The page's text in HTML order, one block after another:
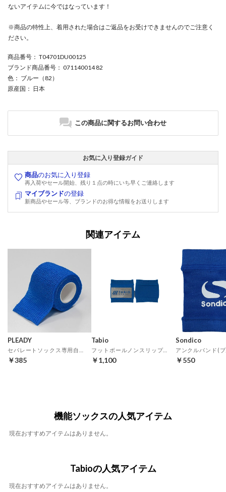
ないアイテムに今ではなっています！
※商品の特性上、着用された場合はご返品をお受けできませんのでご注意く
ださい。
商品番号 ： T04701DU00125
ブランド商品番号 ： 071140014 82
色 ： ブルー（82）
原産国 ： 日本
この商品に関するお問い合わせ
お気に入り登録ガイド
商品のお気に入り登録
再入荷やセール開始、残り１点の時にいち早くご連絡します
マイブランドの登録
新商品やセール等、ブランドのお得な情報をお送りします
関連アイテム
PLEADY
￥385
Tabio
フットボールノンスリップバンド(ブルー)
￥1,100
Sondico
アンクルバンド(
￥550
機能ソックスの人気アイテム
現在おすすめアイテムはありません。
Tabioの人気アイテム
現在おすすめアイテムはありません。